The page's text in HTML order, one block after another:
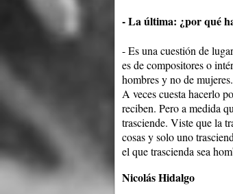
- La última: ¿por qué
- Es una cuestión de
es de compositores o
hombres y no de mujeres.
A veces cuesta hacerlo
reciben. Pero a medida
trasciende. Viste que la
cosas y solo uno
el que trascienda sea
Nicolás Hidalgo